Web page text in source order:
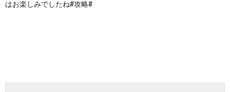
はお楽しみでしたね#攻略#